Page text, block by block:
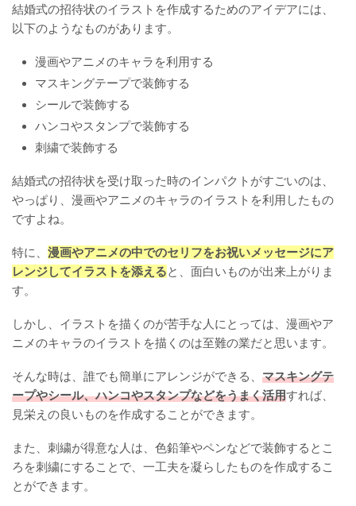
結婚式の招待状のイラストを作成するためのアイデアには、
以下のようなものがあります。
漫画やアニメのキャラを利用する
マスキングテープで装飾する
シールで装飾する
ハンコやスタンプで装飾する
刺繍で装飾する
結婚式の招待状を受け取った時のインパクトがすごいのは、
やっぱり、漫画やアニメのキャラのイラストを利用したもの
ですよね。
特に、 漫画やアニメの中でのセリフをお祝いメッセージにア
レンジしてイラストを添えると、面白いものが出来上がりま
す。
しかし、イラストを描くのが苦手な人にとっては、漫画やア
ニメのキャラのイラストを描くのは至難の業だと思います。
そんな時は、誰でも簡単にアレンジができる、 マスキングテ
ープやシール、ハンコやスタンプなどをうまく活用すれば、
見栄えの良いものを作成することができます。
また、刺繍が得意な人は、色鉛筆やペンなどで装飾するとこ
ろを刺繍にすることで、一工夫を凝らしたものを作成するこ
とができます。